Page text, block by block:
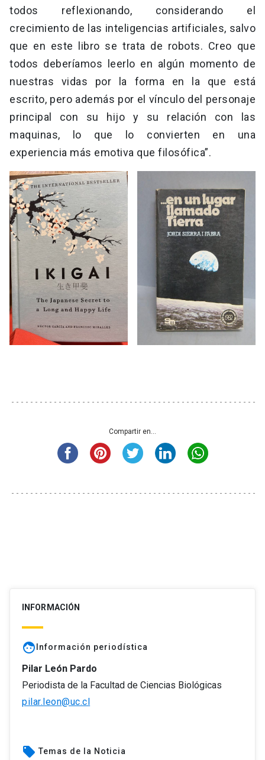
todos reflexionando, considerando el
crecimiento de las inteligencias artificiales, salvo
que en este libro se trata de robots. Creo que
todos deberíamos leerlo en algún momento de
nuestras vidas por la forma en la que está
escrito, pero además por el vínculo del personaje
principal con su hijo y su relación con las
maquinas, lo que lo convierten en una
experiencia más emotiva que filosófica”.
Compartir en...
INFORMACIÓN
faceInformación periodística
Pilar León Pardo
Periodista de la Facultad de Ciencias Biológicas
pilar.leon@uc.cl
local_offer Temas de la Noticia